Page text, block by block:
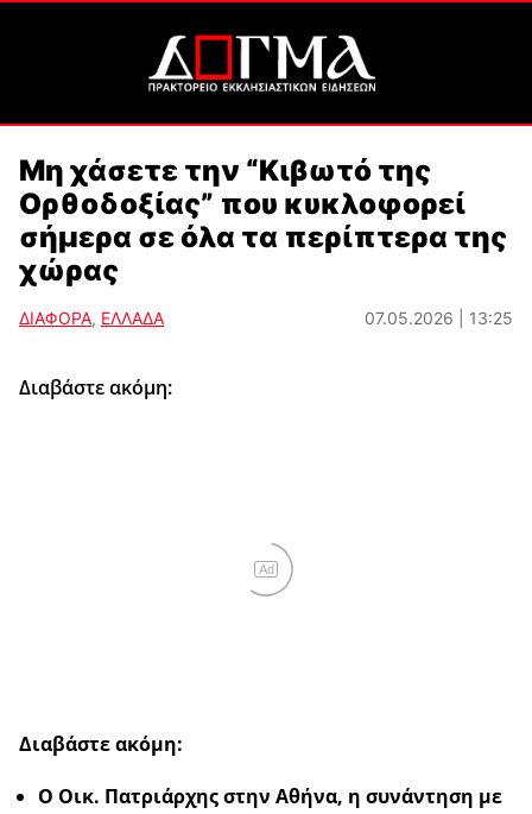
Μη χάσετε την “Κιβωτό της
Ορθοδοξίας” που κυκλοφορεί
σήμερα σε όλα τα περίπτερα της
χώρας
ΔΙΑΦΟΡΑ, ΕΛΛΑΔΑ 07.05.2026 | 13:25
Διαβάστε ακόμη:
Ad
Διαβάστε ακόμη:
Ο Οικ. Πατριάρχης στην Αθήνα, η συνάντηση με